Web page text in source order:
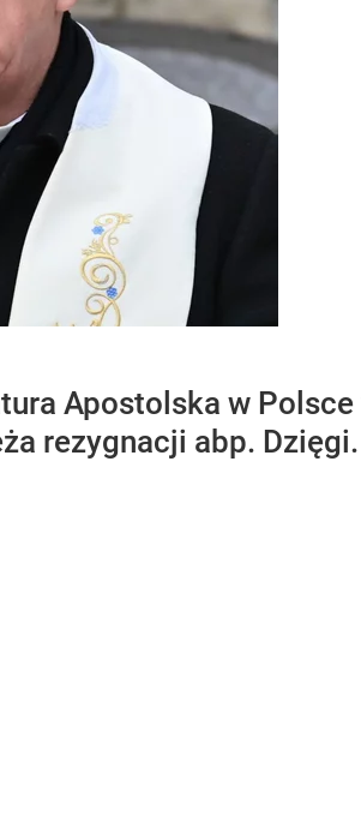
Apostolska w
rezygnacji abp.